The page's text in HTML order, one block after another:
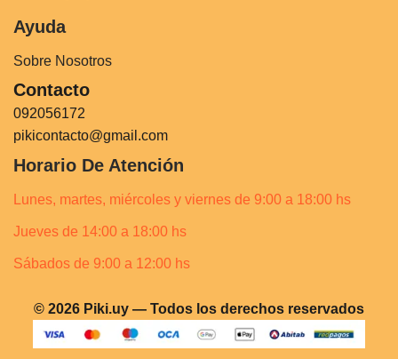
Ayuda
Sobre Nosotros
Contacto
092056172
pikicontacto@gmail.com
Horario De Atención
Lunes, martes, miércoles y viernes de 9:00 a 18:00 hs
Jueves de 14:00 a 18:00 hs
Sábados de 9:00 a 12:00 hs
© 2026 Piki.uy — Todos los derechos reservados